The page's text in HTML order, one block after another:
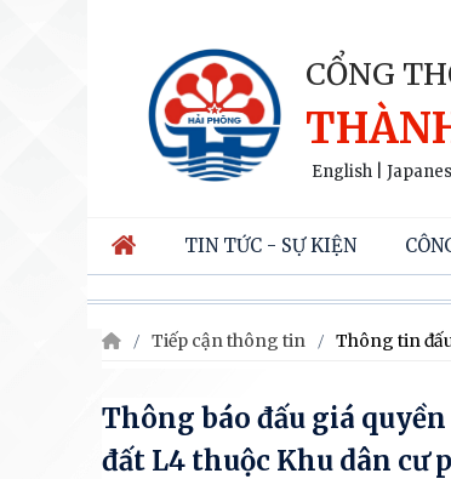
CỔNG
English
TIN TỨC - SỰ KIỆN
Tiếp cận thông tin Thông tin
Thông báo đấu giá
đất L4 thuộc Khu dân cư